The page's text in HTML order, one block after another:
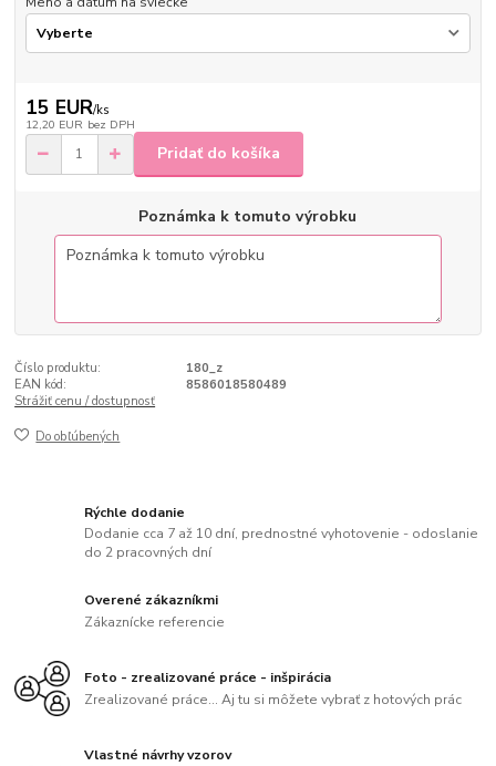
15 EUR/ks
12,20 EUR bez DPH
Pridať do košíka
Poznámka k tomuto výrobku
Číslo produktu:
180_z
EAN kód:
8586018580489
Strážiť cenu / dostupnosť
Do obľúbených
Rýchle dodanie
Dodanie cca 7 až 10 dní, prednostné vyhotovenie - odoslanie
do 2 pracovných dní
Overené zákazníkmi
Zákaznícke referencie
Foto - zrealizované práce - inšpirácia
Zrealizované práce... Aj tu si môžete vybrať z hotových prác
Vlastné návrhy vzorov